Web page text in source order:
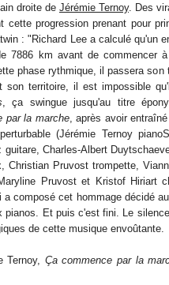
droite de Jérémie Ternoy. Des
cette progression prenant pour
: "Richard Lee a calculé qu'un
7886 km avant de commencer
phase rythmique, il passera
son territoire, il est impossible
, ça swingue jusqu'au titre
par la marche, après avoir
(Jérémie Ternoy
guitare, Charles-Albert
Christian Pruvost trompette,
Pruvost et Kristof Hiriart
a composé cet hommage décidé
pianos. Et puis c'est fini. Le
de cette musique envoûtante.
Ternoy, Ça commence par la